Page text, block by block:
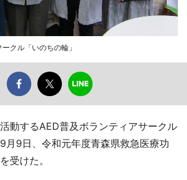
クル「いのちの輪」
動するAED普及ボランティアサークル
9月9日、令和元年度青森県救急医療功
受けた。